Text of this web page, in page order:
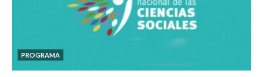
PROGRAMA